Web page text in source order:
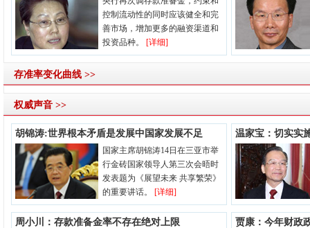
控制流动性的同时应该健全和完
善市场，增加更多的融资渠道和
投资品种。 [详细]
存准率变化曲线 >>
权威声音 >>
胡锦涛:世界根本矛盾是发展中国家发展不足
国家主席胡锦涛14日在三亚市举
行金砖国家领导人第三次会晤时
发表题为《展望未来 共享繁荣》
的重要讲话。 [详细]
温家宝：切实实
周小川：存款准备金率不存在绝对上限 贾康：今年财政